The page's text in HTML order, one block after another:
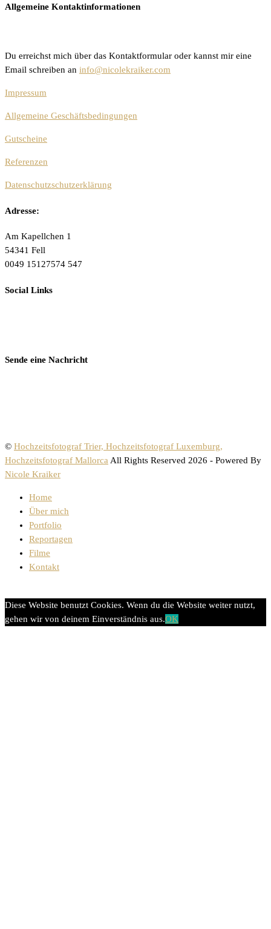
Allgemeine Kontaktinformationen
Du erreichst mich über das Kontaktformular oder kannst mir eine
Email schreiben an info@nicolekraiker.com
Impressum
Allgemeine Geschäftsbedingungen
Gutscheine
Referenzen
Datenschutzschutzerklärung
Adresse:
Am Kapellchen 1
54341 Fell
0049 15127574 547
Social Links
Sende eine Nachricht
© Hochzeitsfotograf Trier, Hochzeitsfotograf Luxemburg,
Hochzeitsfotograf MallorcaAll Rights Reserved 2026 - Powered By
Nicole Kraiker
Home
Über mich
Portfolio
Reportagen
Filme
Kontakt
Diese Website benutzt Cookies. Wenn du die Website weiter nutzt,
gehen wir von deinem Einverständnis aus.OK